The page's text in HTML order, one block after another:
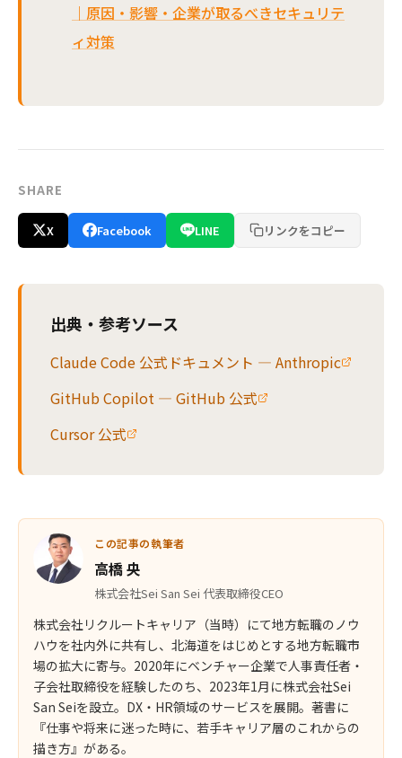
｜原因・影響・企業が取るべきセキュリテ
ィ対策
SHARE
X Facebook LINE リンクをコピー
出典・参考ソース
Claude Code 公式ドキュメント — Anthropic
GitHub Copilot — GitHub 公式
Cursor 公式
この記事の執筆者
高橋 央
株式会社Sei San Sei 代表取締役CEO
株式会社リクルートキャリア（当時）にて地方転職のノウ
ハウを社内外に共有し、北海道をはじめとする地方転職市
場の拡大に寄与。2020年にベンチャー企業で人事責任者・
子会社取締役を経験したのち、2023年1月に株式会社Sei
San Seiを設立。DX・HR領域のサービスを展開。著書に
『仕事や将来に迷った時に、若手キャリア層のこれからの
描き方』がある。